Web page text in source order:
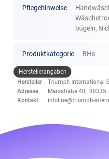
Pflegehinweise
bügeln,
Produktkategorie BHs
Herstellerangaben
Hersteller
Triumph International
Adresse
Marsstraße 40, 80335
Kontakt
infoline@triumph-